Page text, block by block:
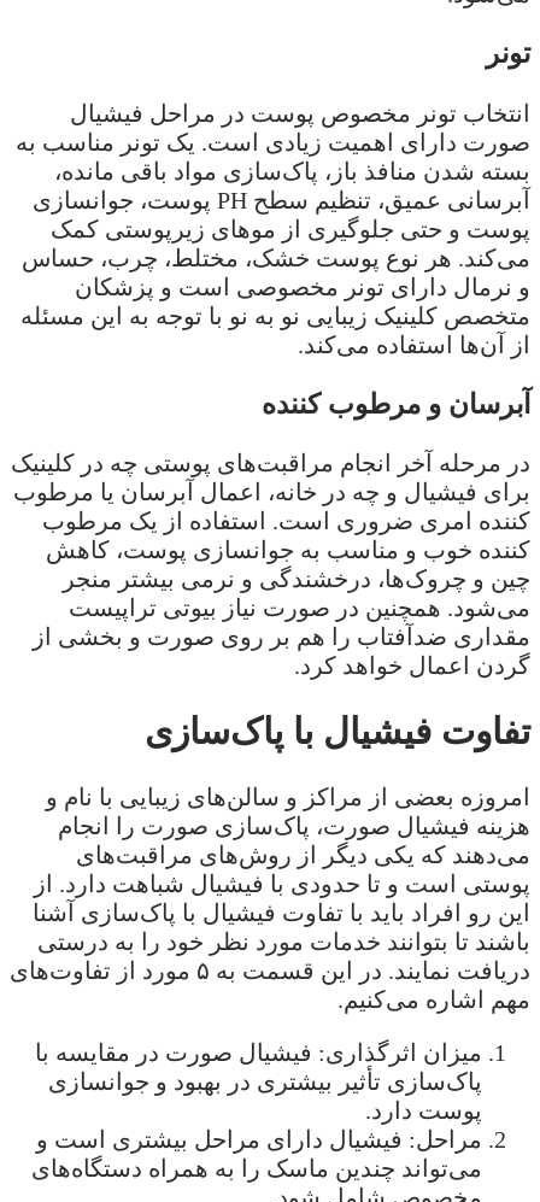
تونر
انتخاب تونر مخصوص پوست در مراحل فیشیال
صورت دارای اهمیت زیادی است. یک تونر مناسب به
بسته شدن منافذ باز، پاک‌سازی مواد باقی مانده،
آبرسانی عمیق، تنظیم سطح PH پوست، جوانسازی
پوست و حتی جلوگیری از موهای زیرپوستی کمک
می‌کند. هر نوع پوست خشک، مختلط، چرب، حساس
و نرمال دارای تونر مخصوصی است و پزشکان
متخصص کلینیک زیبایی نو به نو با توجه به این مسئله
از آن‌ها استفاده می‌کند.
آبرسان و مرطوب کننده
در مرحله آخر انجام مراقبت‌های پوستی چه در کلینیک
برای فیشیال و چه در خانه، اعمال آبرسان یا مرطوب
کننده امری ضروری است. استفاده از یک مرطوب
کننده خوب و مناسب به جوانسازی پوست، کاهش
چین و چروک‌‌ها، درخشندگی و نرمی بیشتر منجر
می‌شود. همچنین در صورت نیاز بیوتی تراپیست
مقداری ضدآفتاب را هم بر روی صورت و بخشی از
گردن اعمال خواهد کرد.
تفاوت فیشیال با پاک‌سازی
امروزه بعضی از مراکز و سالن‌های زیبایی با نام و
هزینه فیشیال صورت، پاک‌سازی صورت را انجام
می‌دهند که یکی دیگر از روش‌های مراقبت‌های
پوستی است و تا حدودی با فیشیال شباهت دارد. از
این رو افراد باید با تفاوت فیشیال با پاک‌سازی آشنا
باشند تا بتوانند خدمات مورد نظر خود را به درستی
دریافت نمایند. در این قسمت به ۵ مورد از تفاوت‌های
مهم اشاره می‌کنیم.
میزان اثرگذاری: فیشیال صورت در مقایسه با
پاک‌سازی تأثیر بیشتری در بهبود و جوانسازی
پوست دارد.
مراحل: فیشیال دارای مراحل بیشتری است و
می‌تواند چندین ماسک را به همراه دستگاه‌های